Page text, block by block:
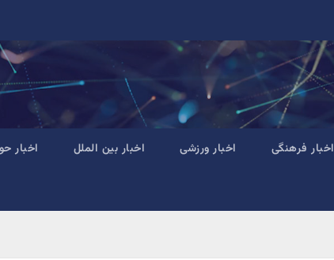
اخبار فرهنگی اخبار ورزشی اخبار بین الملل اخبار